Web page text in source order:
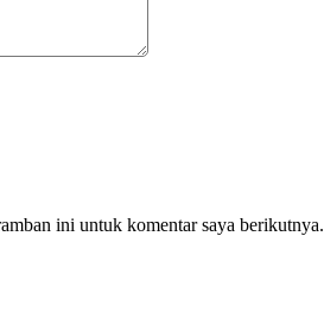
ini untuk komentar saya berikutnya.